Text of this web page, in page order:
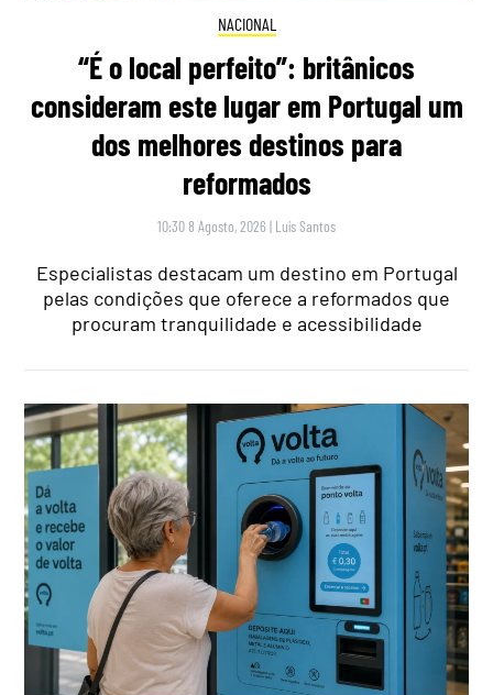
NACIONAL
“É o local perfeito”: britânicos
consideram este lugar em Portugal um
dos melhores destinos para
reformados
10:30 8 Agosto, 2026 | Luís Santos
Especialistas destacam um destino em Portugal
pelas condições que oferece a reformados que
procuram tranquilidade e acessibilidade